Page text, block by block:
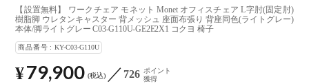
【設置無料】 ワークチェア モネット Monet オフィスチェア L字肘(固定肘)
樹脂脚 ウレタンキャスター 背メッシュ 座面布張り 背座同色(ライトグレー)
本体/脚ライトグレー C03-G110U-GE2E2X1 コクヨ 椅子
商品番号 KY-C03-G110U
¥79,900 税込 726 ポイント
獲得